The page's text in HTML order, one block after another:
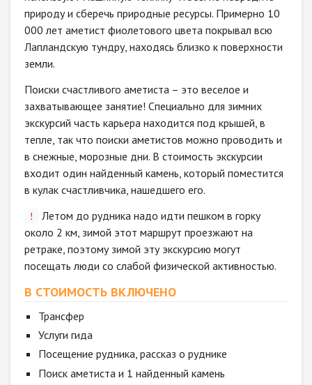
природу и сберечь природные ресурсы. Примерно 10
000 лет аметист фиолетового цвета покрывал всю
Лапландскую тундру, находясь близко к поверхности
земли.
Поиски счастливого аметиста – это веселое и
захватывающее занятие! Специально для зимних
экскурсий часть карьера находится под крышей, в
тепле, так что поиски аметистов можно проводить и
в снежные, морозные дни. В стоимость экскурсии
входит один найденный камень, который поместится
в кулак счастливчика, нашедшего его.
!
Летом до рудника надо идти пешком в горку
около 2 км, зимой этот маршрут проезжают на
ретраке, поэтому зимой эту экскурсию могут
посещать люди со слабой физической активностью.
В СТОИМОСТЬ ВКЛЮЧЕНО
Трансфер
Услуги гида
Посещение рудника, рассказ о руднике
Поиск аметиста и 1 найденный камень